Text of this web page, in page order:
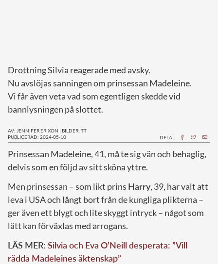
Drottning Silvia reagerade med avsky.
Nu avslöjas sanningen om prinsessan Madeleine.
Vi får även veta vad som egentligen skedde vid
bannlysningen på slottet.
AV: JENNIFER ERIXON | BILDER: TT
PUBLICERAD: 2024-05-10
DELA:
Prinsessan Madeleine, 41, må te sig vän och behaglig,
delvis som en följd av sitt sköna yttre.
Men prinsessan – som likt prins Harry, 39, har valt att
leva i USA och långt bort från de kungliga plikterna –
ger även ett blygt och lite skyggt intryck – något som
lätt kan förväxlas med arrogans.
LÄS MER: Silvia och Eva O’Neill desperata: ”Vill
rädda Madeleines äktenskap”